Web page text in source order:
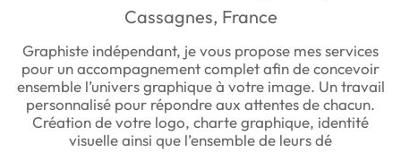
Cassagnes, France
Graphiste indépendant, je vous propose mes services
pour un accompagnement complet afin de concevoir
ensemble l’univers graphique à votre image. Un travail
personnalisé pour répondre aux attentes de chacun.
Création de votre logo, charte graphique, identité
visuelle ainsi que l’ensemble de leurs dé